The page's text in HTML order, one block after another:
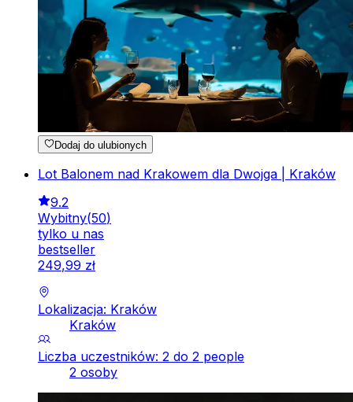
Dodaj do ulubionych
Lot Balonem nad Krakowem dla Dwojga | Kraków
9.2
Wybitny(50)
tylko u nas
bestseller
249,99 zł
Lokalizacja: Kraków
Kraków
Liczba uczestników: 2 do 2 people
2 osoby